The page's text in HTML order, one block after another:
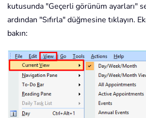
kutusunda "Geçerli görünüm ayarları"
ardından "Sıfırla" düğmesine tıklayın.
bakın: